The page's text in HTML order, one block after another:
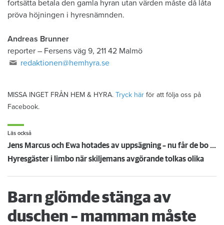
fortsätta betala den gamla hyran utan värden måste då låta
pröva höjningen i hyresnämnden.
Andreas Brunner
reporter – Fersens väg 9, 211 42 Malmö
redaktionen@hemhyra.se
MISSA INGET FRÅN HEM & HYRA. Tryck här för att följa oss på
Facebook.
Läs också
Jens Marcus och Ewa hotades av uppsägning – nu får de bo kvar: ”Underbart”
Hyresgäster i limbo när skiljemans avgörande tolkas olika
Barn glömde stänga av
duschen – mamman måste